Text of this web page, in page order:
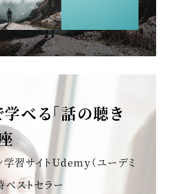
べる「話の聴き
学習サイトUdemy（ユーデミ
ベストセラー